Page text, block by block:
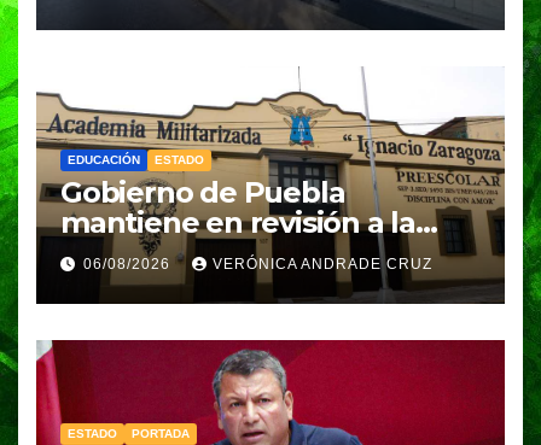
EDUCACIÓN ESTADO
Gobierno de Puebla
mantiene en revisión a la
Academia Militarizada para
seguir operando: Armenta
06/08/2026 VERÓNICA ANDRADE CRUZ
ESTADO PORTADA